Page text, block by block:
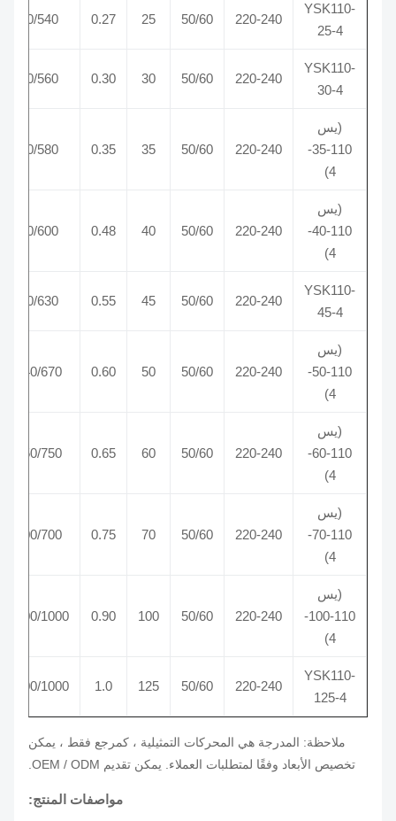
YSK110-
220-240
50/60
25
0.27
850/680/540
YSK110-
220-240
50/60
30
0.30
880/700/560
110-35-
220-240
50/60
35
0.35
900/720/580
110-40-
220-240
50/60
40
0.48
950/750/600
YSK110-
220-240
50/60
45
0.55
980/780/630
110-50-
220-240
50/60
50
0.60
1050/840/670
110-60-
220-240
50/60
60
0.65
1100/950/750
110-70-
220-240
50/60
70
0.75
1200/900/700
110-100-
220-240
50/60
100
0.90
1300/1200/1000
YSK110-
125-4
220-240
50/60
125
1.0
1400/1200/1000
ملاحظة: المدرجة هي المحركات التمثيلية ، كمرجع فقط ، يمكن
تخصيص الأبعاد وفقًا لمتطلبات العملاء. يمكن تقديم OEM / ODM.
مواصفات المنتج: